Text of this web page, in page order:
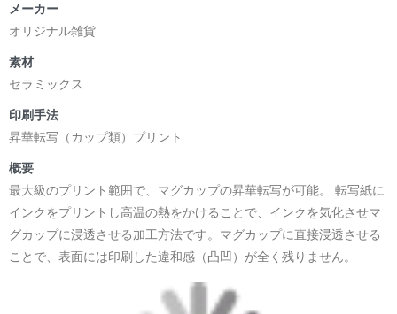
メーカー
オリジナル雑貨
素材
セラミックス
印刷手法
昇華転写（カップ類）プリント
概要
最大級のプリント範囲で、マグカップの昇華転写が可能。 転写紙に
インクをプリントし高温の熱をかけることで、インクを気化させマ
グカップに浸透させる加工方法です。マグカップに直接浸透させる
ことで、表面には印刷した違和感（凸凹）が全く残りません。